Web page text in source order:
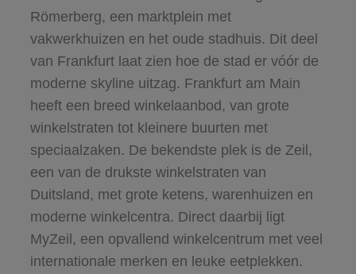
Römerberg, een marktplein met
vakwerkhuizen en het oude stadhuis. Dit deel
van Frankfurt laat zien hoe de stad er vóór de
moderne skyline uitzag. Frankfurt am Main
heeft een breed winkelaanbod, van grote
winkelstraten tot kleinere buurten met
speciaalzaken. De bekendste plek is de Zeil,
een van de drukste winkelstraten van
Duitsland, met grote ketens, warenhuizen en
moderne winkelcentra. Direct daarbij ligt
MyZeil, een opvallend winkelcentrum met veel
internationale merken en leuke eetplekken.